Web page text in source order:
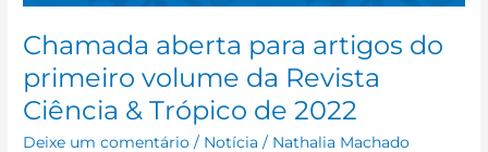
Chamada aberta para artigos do
primeiro volume da Revista
Ciência & Trópico de 2022
Deixe um comentário / Notícia / Nathalia Machado